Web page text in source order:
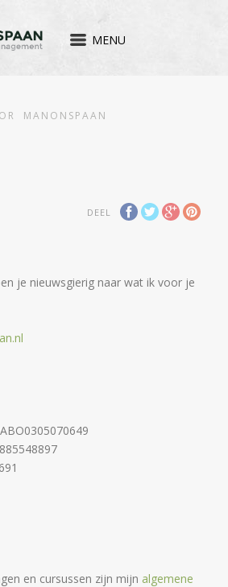
MENU
MANONSPAAN
DEEL
je nieuwsgierig naar wat ik voor je
en cursussen zijn mijn algemene